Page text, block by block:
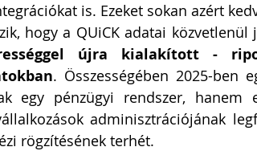
is. Ezeket sokan azért
hogy a QUiCK adatai közvetlenül
újra kialakított -
. Összességében 2025-ben
egy pénzügyi rendszer, hanem
adminisztrációjának
rögzítésének terhét.